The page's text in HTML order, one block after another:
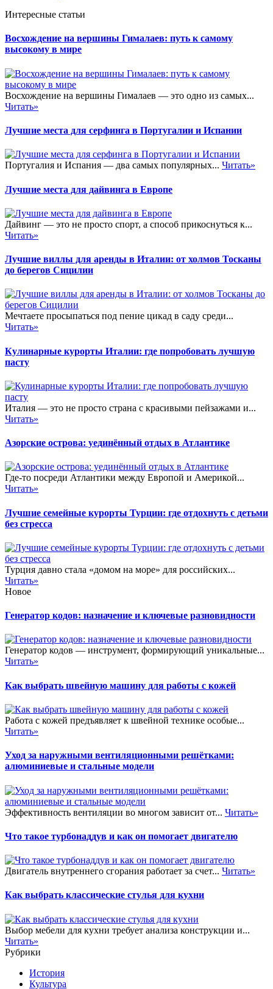
Интересные статьи
Восхождение на вершины Гималаев: путь к самому
высокому в мире
Восхождение на вершины Гималаев — это одно из самых...
Читать»
Лучшие места для серфинга в Португалии и Испании
Португалия и Испания — два самых популярных... Читать»
Лучшие места для дайвинга в Европе
Дайвинг — это не просто спорт, а способ прикоснуться к...
Читать»
Лучшие виллы для аренды в Италии: от холмов Тосканы
до берегов Сицилии
Мечтаете просыпаться под пение цикад в саду среди...
Читать»
Кулинарные курорты Италии: где попробовать лучшую
пасту
Италия — это не просто страна с красивыми пейзажами и...
Читать»
Азорские острова: уединённый отдых в Атлантике
Где-то посреди Атлантики между Европой и Америкой...
Читать»
Лучшие семейные курорты Турции: где отдохнуть с детьми
без стресса
Турция давно стала «домом на море» для российских...
Читать»
Новое
Генератор кодов: назначение и ключевые разновидности
Генератор кодов — инструмент, формирующий уникальные...
Читать»
Как выбрать швейную машину для работы с кожей
Работа с кожей предъявляет к швейной технике особые...
Читать»
Уход за наружными вентиляционными решётками:
алюминиевые и стальные модели
Эффективность вентиляции во многом зависит от... Читать»
Что такое турбонаддув и как он помогает двигателю
Двигатель внутреннего сгорания работает за счет... Читать»
Как выбрать классические стулья для кухни
Выбор мебели для кухни требует анализа конструкции и...
Читать»
Рубрики
История
Культура